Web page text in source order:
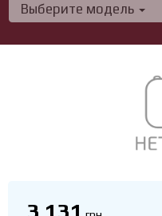
Выберите модель
3 131